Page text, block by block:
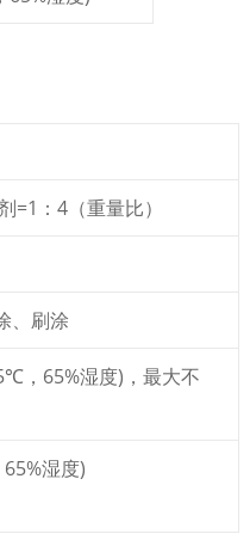
=1：4（重量比）
、刷涂
，65%湿度)，最大不
湿度)